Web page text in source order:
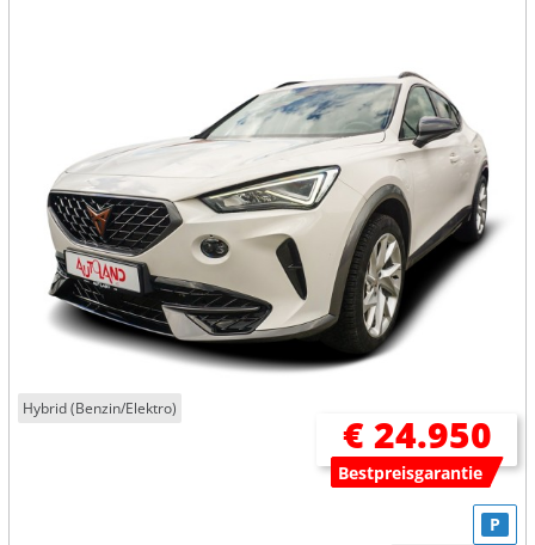
Hybrid (Benzin/Elektro)
€ 24.950
Bestpreisgarantie
P